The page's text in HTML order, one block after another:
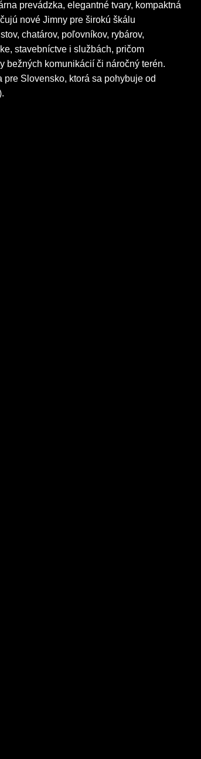
prevádzka, elegantné tvary, kompaktná
nové Jimny pre širokú škálu
chatárov, poľovníkov, rybárov,
stavebníctve i službách, pričom
bežných komunikácií či náročný terén.
Slovensko, ktorá sa pohybuje od